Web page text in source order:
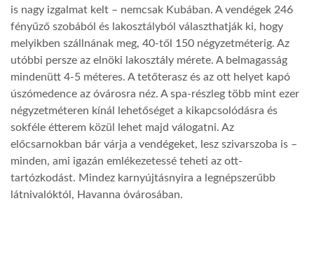
is nagy izgalmat kelt – nemcsak Kubában. A vendégek 246
fényűző szobából és lakosztályból választhatják ki, hogy
melyikben szállnának meg, 40-től 150 négyzetméterig. Az
utóbbi persze az elnöki lakosztály mérete. A belmagasság
mindenütt 4-5 méteres. A tetőterasz és az ott helyet kapó
úszómedence az óvárosra néz. A spa-részleg több mint ezer
négyzetméteren kínál lehetőséget a kikapcsolódásra és
sokféle étterem közül lehet majd válogatni. Az
előcsarnokban bár várja a vendégeket, lesz szivarszoba is –
minden, ami igazán emlékezetessé teheti az ott-
tartózkodást. Mindez karnyújtásnyira a legnépszerűbb
látnivalóktól, Havanna óvárosában.